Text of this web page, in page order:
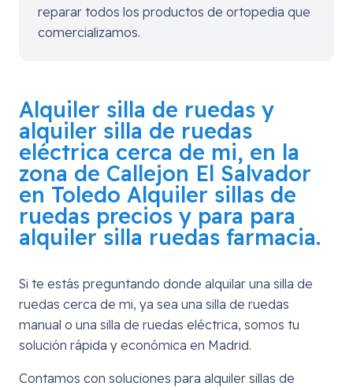
reparar todos los productos de ortopedia que
comercializamos.
Alquiler silla de ruedas y
alquiler silla de ruedas
eléctrica cerca de mi, en la
zona de Callejon El Salvador
en Toledo Alquiler sillas de
ruedas precios y para para
alquiler silla ruedas farmacia.
Si te estás preguntando donde alquilar una silla de
ruedas cerca de mi, ya sea una silla de ruedas
manual o una silla de ruedas eléctrica, somos tu
solución rápida y económica en Madrid.
Contamos con soluciones para alquiler sillas de